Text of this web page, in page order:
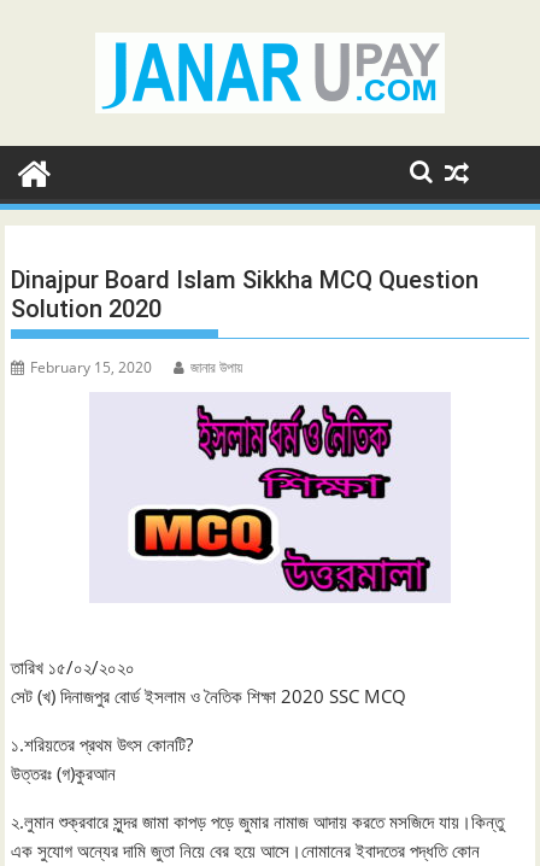
Dinajpur Board Islam Sikkha MCQ Question
Solution 2020
February 15, 2020 জানার উপায়
তারিখ ১৫/০২/২০২০
সেট (খ) দিনাজপুর বোর্ড ইসলাম ও নৈতিক শিক্ষা 2020 SSC MCQ
১.শরিয়তের প্রথম উৎস কোনটি?
উত্তরঃ (গ)কুরআন
২.লুমান শুক্রবারে সুন্দর জামা কাপড় পড়ে জুমার নামাজ আদায় করতে মসজিদে যায়।কিন্তু
এক সুযোগ অন্যের দামি জুতা নিয়ে বের হয়ে আসে।নোমানের ইবাদতের পদ্ধতি কোন